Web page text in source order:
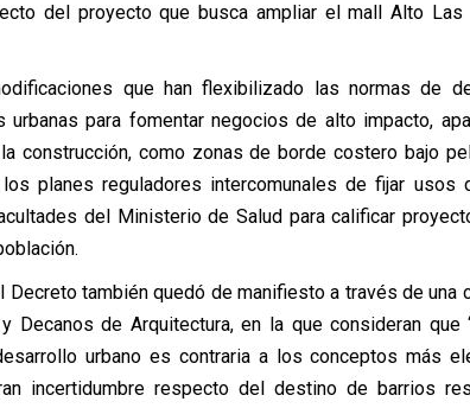
del proyecto que busca ampliar el mall Alto
que han flexibilizado las normas de
urbanas para fomentar negocios de alto impacto,
construcción, como zonas de borde costero bajo
planes reguladores intercomunales de fijar
del Ministerio de Salud para calificar
Decreto también quedó de manifiesto a través de una
Decanos de Arquitectura, en la que consideran
urbano es contraria a los conceptos más
incertidumbre respecto del destino de barrios